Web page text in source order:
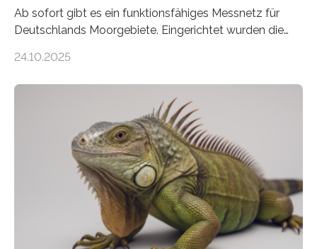
Ab sofort gibt es ein funktionsfähiges Messnetz für
Deutschlands Moorgebiete. Eingerichtet wurden die
vergangenen fünf Jahren von Wissenschaftlerinnen
heutigen Donnerstag übergeben sie ihren Bericht zur
Aufbauphase an den Auftraggeber, das
Bundesministerium für Landwirtschaft, Ernährung und
Heimat. Braunschweig/Eberswalde (23. Oktober 2025).
Ein Netz aus 155 Messstationen spannt sich neuerdings
über Deutschlands Moorböden. Eingerichtet wurden sie
in den vergangenen fünf Jahren von
Wissenschaftlerinnen und Wissenschaftlern des
Thünen-Instituts für Agrarklimaschutz…
24.10.2025